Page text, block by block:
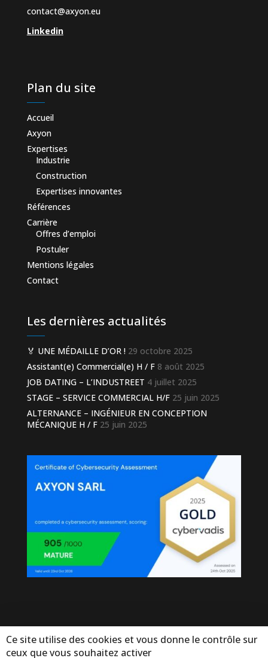
contact@axyon.eu
Linkedin
Plan du site
Accueil
Axyon
Expertises
Industrie
Construction
Expertises innovantes
Références
Carrière
Offres d’emploi
Postuler
Mentions légales
Contact
Les dernières actualités
🏅 UNE MÉDAILLE D’OR ! 29 octobre 2025
Assistant(e) Commercial(e) H / F 8 août 2025
JOB DATING – L’INDUSTREET 4 juillet 2025
STAGE – SERVICE COMMERCIAL H/F 25 juin 2025
ALTERNANCE – INGÉNIEUR EN CONCEPTION
MÉCANIQUE H / F 25 juin 2025
© Copyright Axyon 2025. Tous droits réservés - by
Ce site utilise des cookies et vous donne le contrôle sur
ceux que vous souhaitez activer